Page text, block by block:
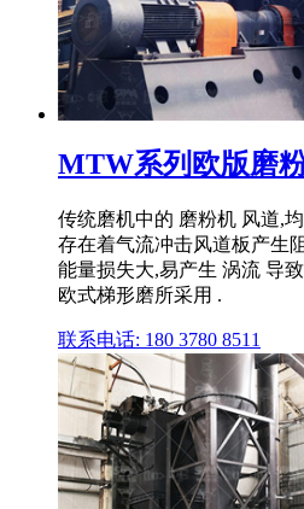
MTW系列欧版磨
传统磨机中的 磨粉机 风道,
存在着气流冲击风道板产生
能量损失大,易产生 涡流 导
欧式梯形磨所采用 .
联系电话: 180 3780 8511